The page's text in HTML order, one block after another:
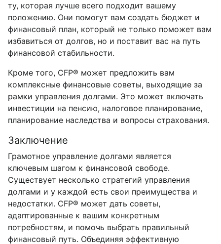
ту, которая лучше всего подходит вашему
положению. Они помогут вам создать бюджет и
финансовый план, который не только поможет вам
избавиться от долгов, но и поставит вас на путь
финансовой стабильности.
Кроме того, CFP® может предложить вам
комплексные финансовые советы, выходящие за
рамки управления долгами. Это может включать
инвестиции на пенсию, налоговое планирование,
планирование наследства и вопросы страхования.
Заключение
Грамотное управление долгами является
ключевым шагом к финансовой свободе.
Существует несколько стратегий управления
долгами и у каждой есть свои преимущества и
недостатки. CFP® может дать советы,
адаптированные к вашим конкретным
потребностям, и помочь выбрать правильный
финансовый путь. Объединяя эффективную